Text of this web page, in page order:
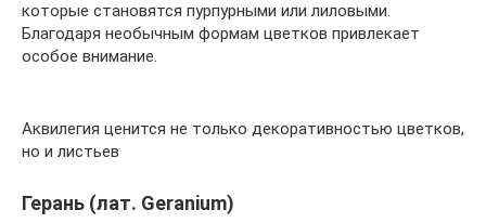
которые становятся пурпурными или лиловыми.
Благодаря необычным формам цветков привлекает
особое внимание.
Аквилегия ценится не только декоративностью цветков,
но и листьев
Герань (лат. Geranium)